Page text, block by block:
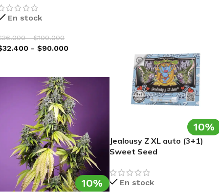
En stock
36.000 - $100.000
32.400 - $90.000
10%
Jealousy Z XL auto (3+1)
Sweet Seed
En stock
10%